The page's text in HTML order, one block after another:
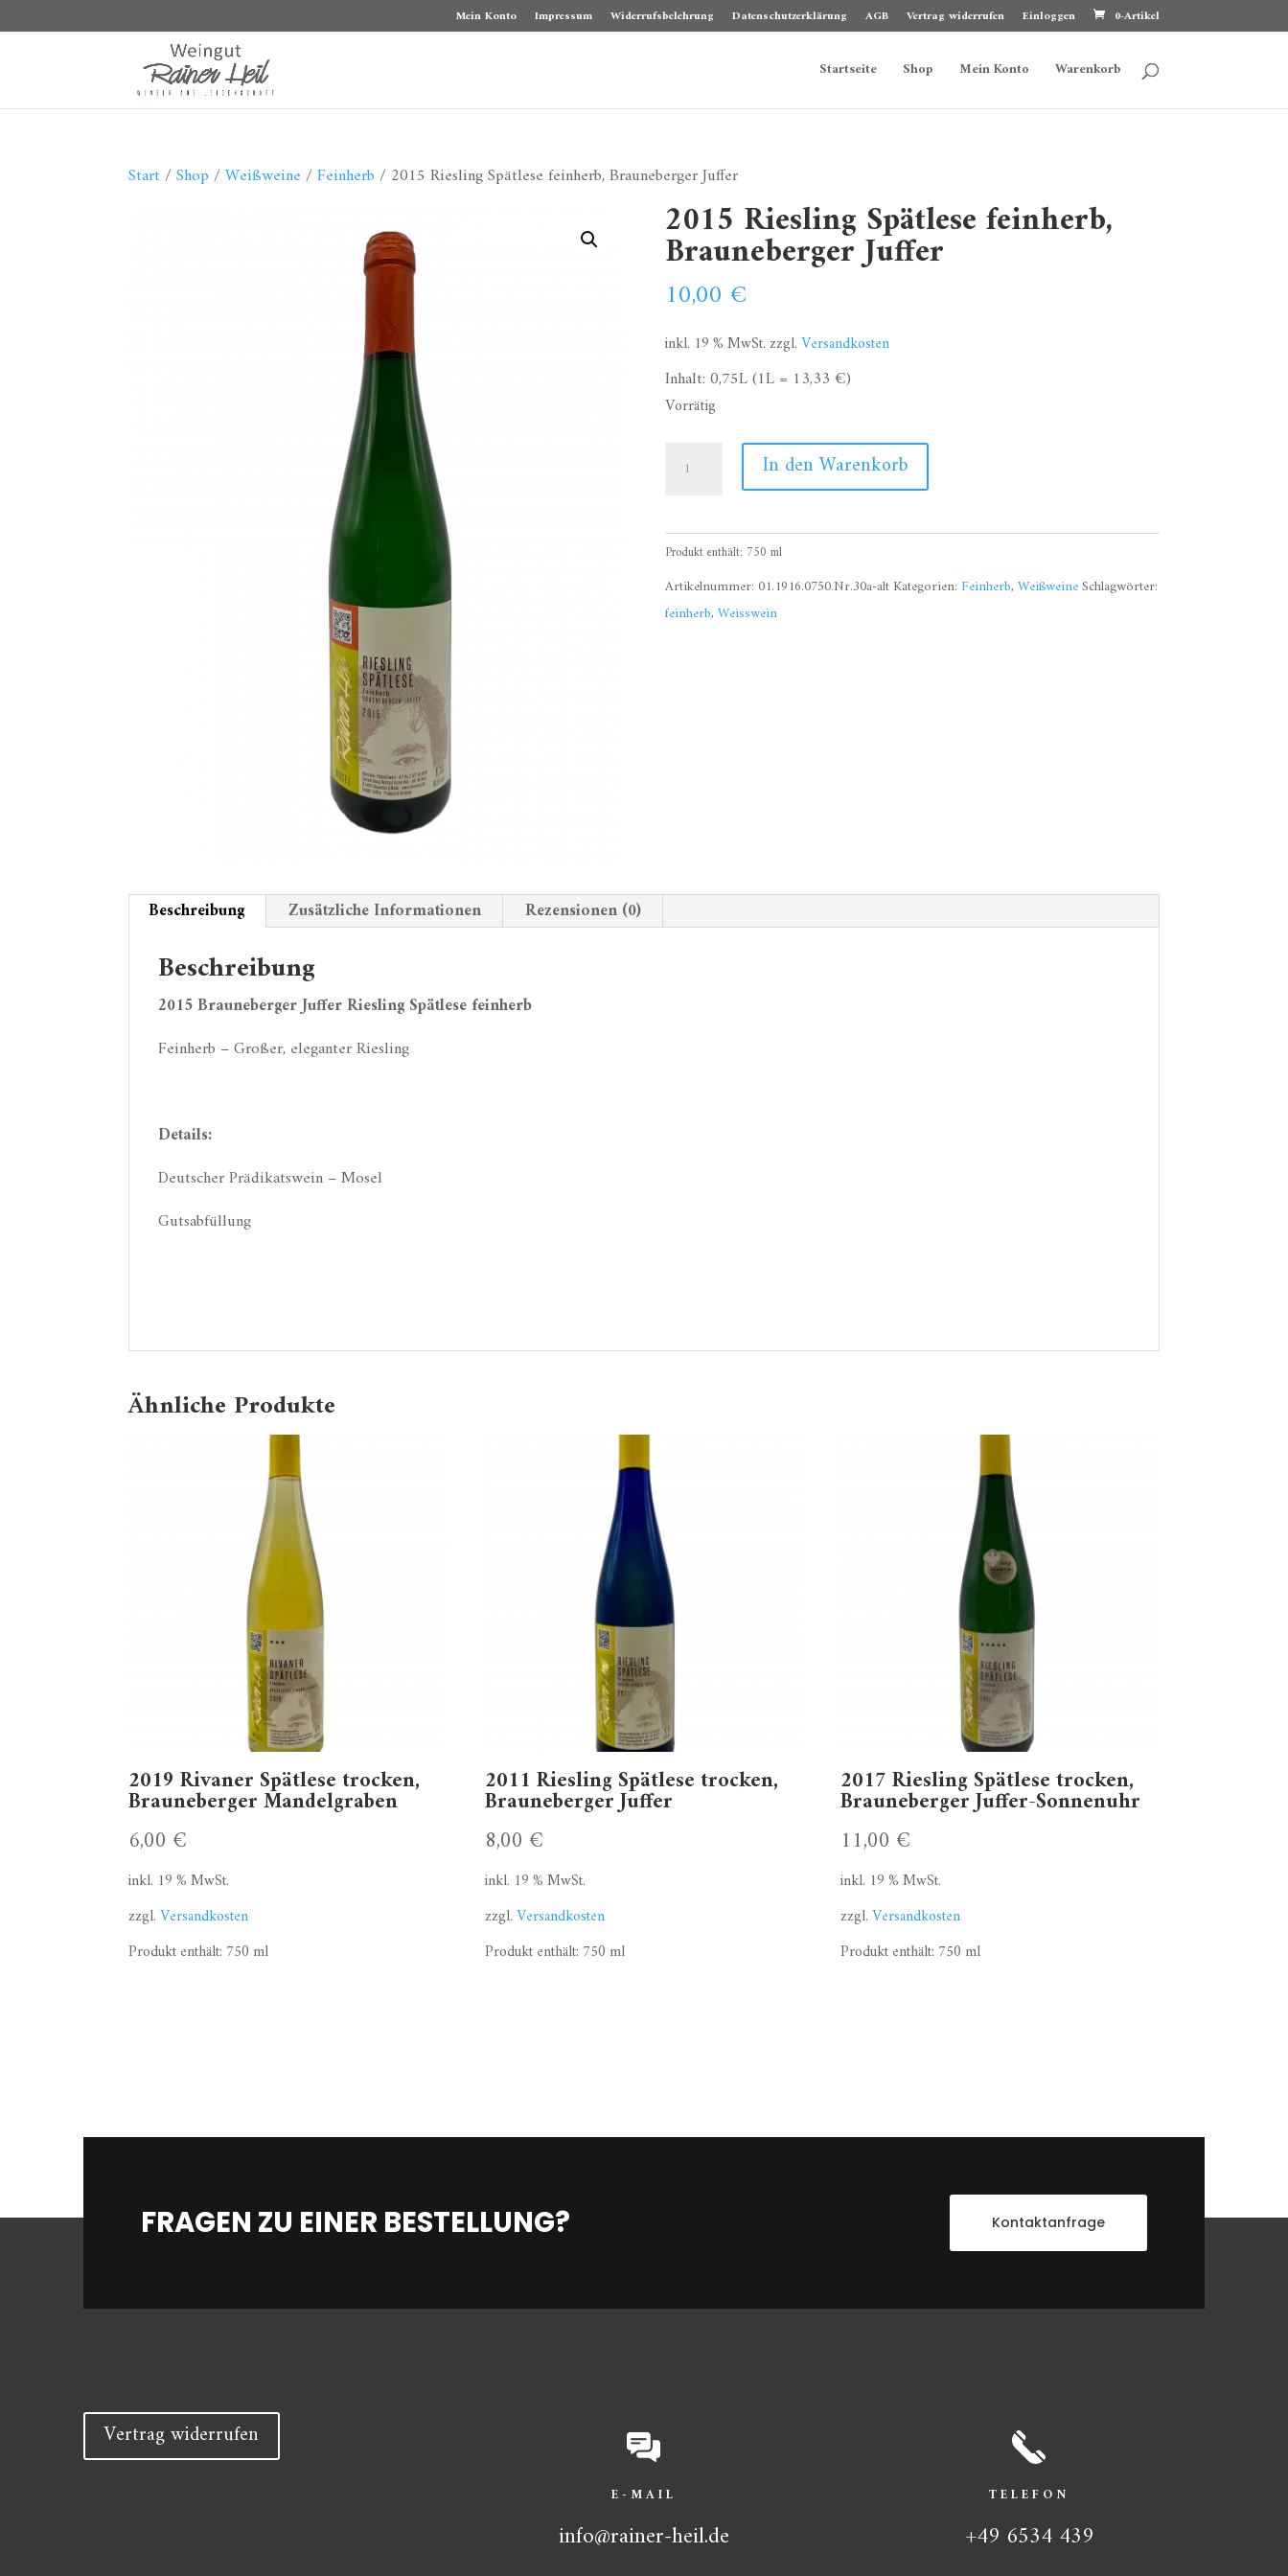
Mein Konto Impressum Widerrufsbelehrung Datenschutzerklärung AGB Vertrag widerrufen Einloggen 0-Artikel
Startseite Shop Mein Konto Warenkorb
Start/Shop /Weißweine /Feinherb / 2015 Riesling Spätlese feinherb, Brauneberger Juffer
2015 Riesling Spätlese feinherb,
Brauneberger Juffer
10,00 €
inkl. 19 % MwSt.zzgl.Versandkosten
Inhalt: 0,75L (1L = 13,33 €)
Vorrätig
Riesling
feinherb,
Brauneberger
Juffer
Menge
In den Warenkorb
Produkt enthält: 750 ml
Artikelnummer: 01.1916.0750.Nr.30a-alt Kategorien: Feinherb, WeißweineSchlagwörter:
feinherb, Weisswein
Beschreibung Zusätzliche Informationen Rezensionen (0)
Beschreibung
2015 Brauneberger Juffer Riesling Spätlese feinherb
Feinherb – Großer, eleganter Riesling
Details:
Deutscher Prädikatswein – Mosel
Gutsabfüllung
Ähnliche Produkte
2019 Rivaner Spätlese trocken,
Brauneberger Mandelgraben
6,00 €
inkl. 19 % MwSt.
zzgl.Versandkosten
Produkt enthält: 750 ml
2011 Riesling Spätlese trocken,
Brauneberger Juffer
8,00 €
inkl. 19 % MwSt.
zzgl.Versandkosten
Produkt enthält: 750 ml
2017 Riesling Spätlese trocken,
Brauneberger Juffer-Sonnenuhr
11,00 €
inkl. 19 % MwSt.
zzgl.Versandkosten
Produkt enthält: 750 ml
FRAGEN ZU EINER BESTELLUNG? Kontaktanfrage
Vertrag widerrufen
E-MAIL
info@rainer-heil.de
TELEFON
+49 6534 439